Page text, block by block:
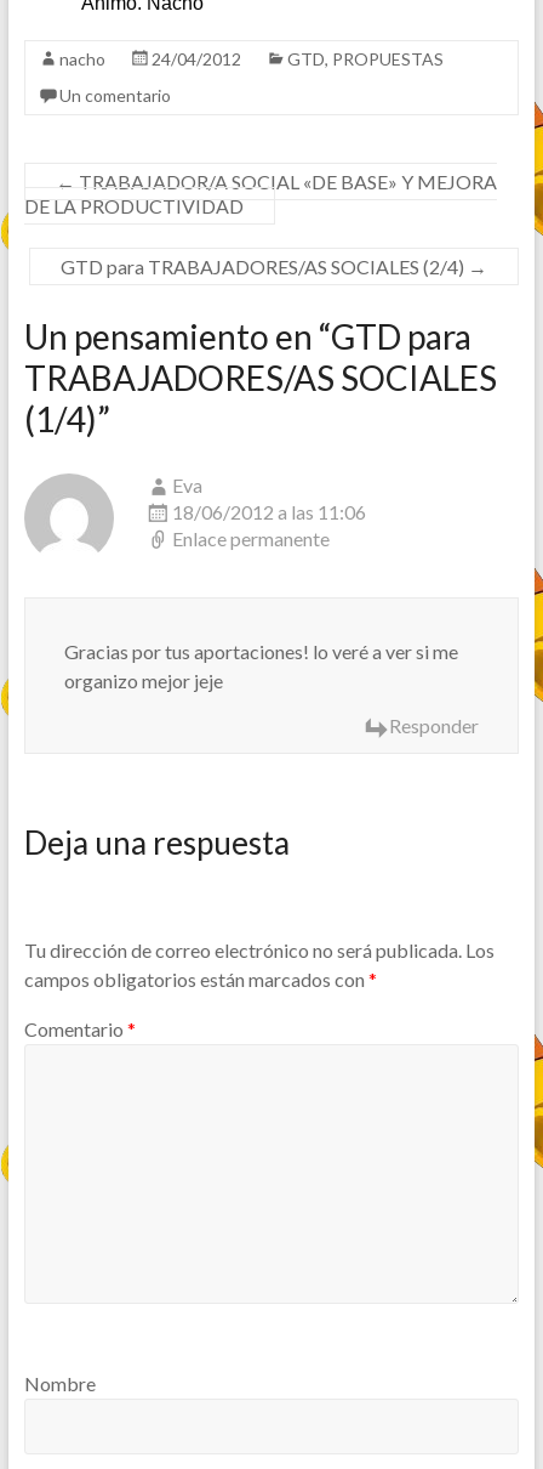
nacho 24/04/2012 GTD, PROPUESTAS
Un comentario
← TRABAJADOR/A SOCIAL «DE BASE» Y MEJORA
DE LA PRODUCTIVIDAD
GTD para TRABAJADORES/AS SOCIALES (2/4) →
Un pensamiento en “GTD para
TRABAJADORES/AS SOCIALES
(1/4)”
Eva
18/06/2012 a las 11:06
Enlace permanente
Gracias por tus aportaciones! lo veré a ver si me
organizo mejor jeje
Responder
Deja una respuesta
Tu dirección de correo electrónico no será publicada. Los
campos obligatorios están marcados con *
Comentario *
Nombre